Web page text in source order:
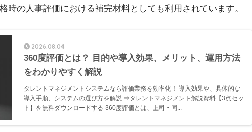
時の人事評価における補完材料としても利用されています。
2026.08.04
360度評価とは？ 目的や導入効果、メリット、運用方法
をわかりやすく解説
タレントマネジメントシステムなら評価業務を効率化！ 導入効果や、具体的な
導入手順、システムの選び方を解説 ⇒タレントマネジメント解説資料【3点セッ
ト】を無料ダウンロードする 360度評価とは、上司・同...